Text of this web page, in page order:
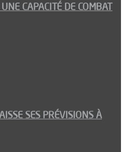
CAPACITÉ DE COMBAT
SES PRÉVISIONS À